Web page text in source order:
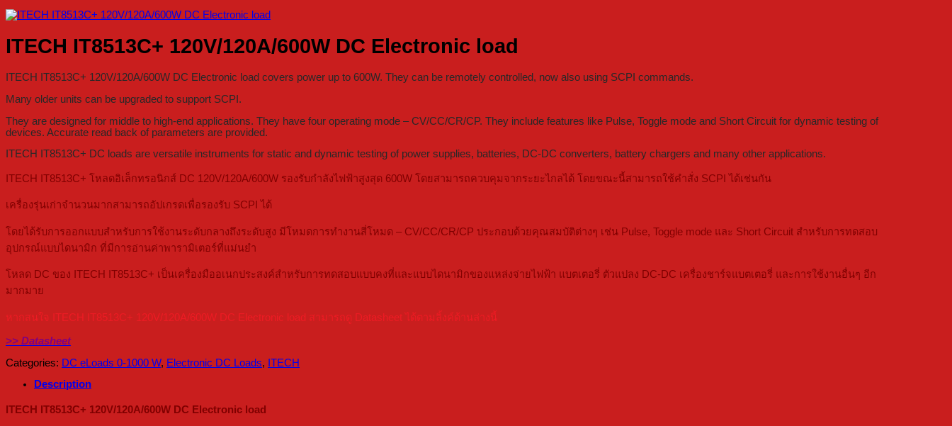
ITECH IT8513C+ 120V/120A/600W DC Electronic load
ITECH IT8513C+ 120V/120A/600W DC Electronic load covers power up to 600W. They can be remotely controlled, now also using SCPI commands.
Many older units can be upgraded to support SCPI.
They are designed for middle to high-end applications. They have four operating mode – CV/CC/CR/CP. They include features like Pulse, Toggle mode and Short Circuit for dynamic testing of
devices. Accurate read back of parameters are provided.
ITECH IT8513C+ DC loads are versatile instruments for static and dynamic testing of power supplies, batteries, DC-DC converters, battery chargers and many other applications.
ITECH IT8513C+ โหลดอิเล็กทรอนิกส์ DC 120V/120A/600W รองรับกำลังไฟฟ้าสูงสุด 600W โดยสามารถควบคุมจากระยะไกลได้ โดยขณะนี้สามารถใช้คำสั่ง SCPI ได้เช่นกัน
เครื่องรุ่นเก่าจำนวนมากสามารถอัปเกรดเพื่อรองรับ SCPI ได้
โดยได้รับการออกแบบสำหรับการใช้งานระดับกลางถึงระดับสูง มีโหมดการทำงานสี่โหมด – CV/CC/CR/CP ประกอบด้วยคุณสมบัติต่างๆ เช่น Pulse, Toggle mode และ Short Circuit สำหรับการทดสอบ
อุปกรณ์แบบไดนามิก ที่มีการอ่านค่าพารามิเตอร์ที่แม่นยำ
โหลด DC ของ ITECH IT8513C+ เป็นเครื่องมืออเนกประสงค์สำหรับการทดสอบแบบคงที่และแบบไดนามิกของแหล่งจ่ายไฟฟ้า แบตเตอรี่ ตัวแปลง DC-DC เครื่องชาร์จแบตเตอรี่ และการใช้งานอื่นๆ อีก
มากมาย
หากสนใจ ITECH IT8513C+ 120V/120A/600W DC Electronic load สามารถดู Datasheet ได้ตามลิ้งค์ด้านล่างนี้
>> Datasheet
Categories: DC eLoads 0-1000 W, Electronic DC Loads, ITECH
Description
ITECH IT8513C+ 120V/120A/600W DC Electronic load